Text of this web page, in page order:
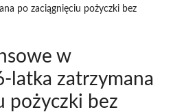
po zaciągnięciu pożyczki bez
w
latka zatrzymana
pożyczki bez